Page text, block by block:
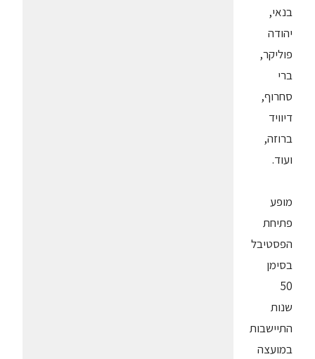
בנאי,
יהודה
פוליקר,
ברי
סחרוף,
דיוויד
ברוזה,
ועוד.
מופע
פתיחת
הפסטיבל
בסימן
50
שנות
התיישבות
במועצה